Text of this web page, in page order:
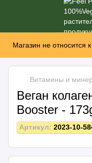
Магазин не относится
Витамины и
Веган
Booster -
Артикул: 2023-10-